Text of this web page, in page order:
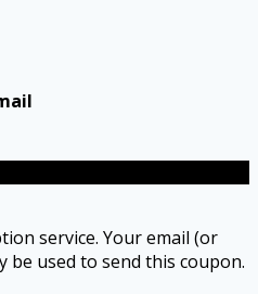
service. Your email (or
be used to send this coupon.